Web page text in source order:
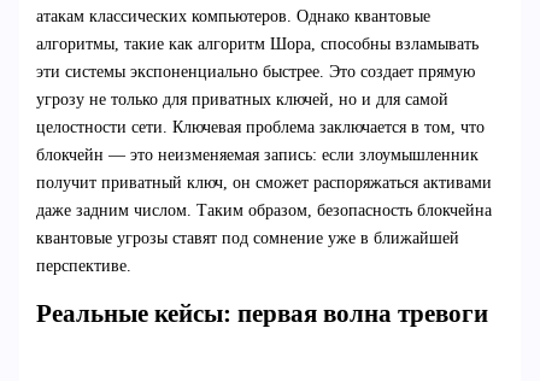
атакам классических компьютеров. Однако квантовые
алгоритмы, такие как алгоритм Шора, способны взламывать
эти системы экспоненциально быстрее. Это создает прямую
угрозу не только для приватных ключей, но и для самой
целостности сети. Ключевая проблема заключается в том, что
блокчейн — это неизменяемая запись: если злоумышленник
получит приватный ключ, он сможет распоряжаться активами
даже задним числом. Таким образом, безопасность блокчейна
квантовые угрозы ставят под сомнение уже в ближайшей
перспективе.
Реальные кейсы: первая волна тревоги